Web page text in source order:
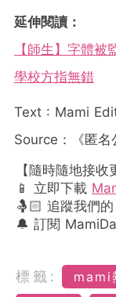
延伸閱讀：
【師生】字體
學校方指無錯
Text : Mami
Source：《匿名
【隨時隨地接收
📱 立即下載
🤱🏻 追蹤我們的
🔔 訂閱
標籤: mami